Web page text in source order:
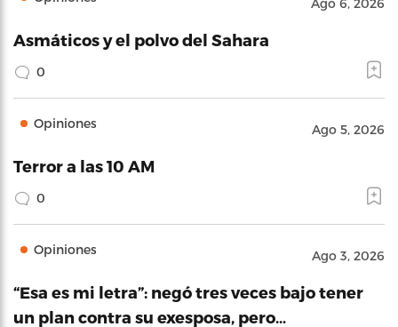
Ago 6, 2026
Asmáticos y el polvo del Sahara
0
Opiniones Ago 5, 2026
Terror a las 10 AM
0
Opiniones Ago 3, 2026
“Esa es mi letra”: negó tres veces bajo tener
un plan contra su exesposa, pero…